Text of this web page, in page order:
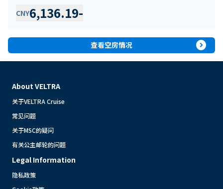
CNY6,136.19-
查看空房情况 expand_circle_right
About VELTRA
关于VELTRA Cruise
常见问题
关于MSC的疑问
有关公主邮轮的问题
Legal Information
隐私政策